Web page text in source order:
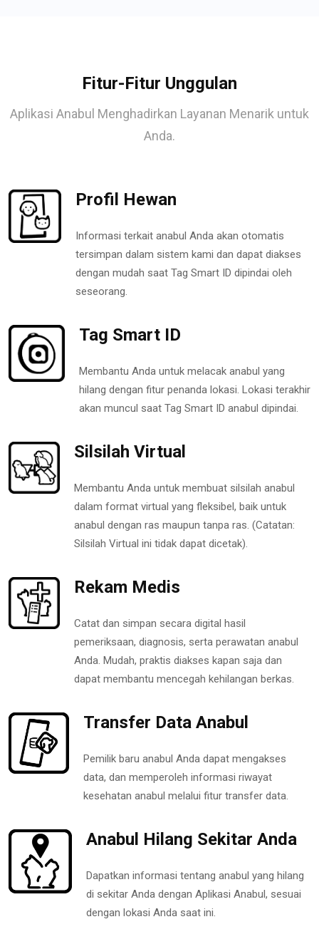
Fitur-Fitur Unggulan
Aplikasi Anabul Menghadirkan Layanan Menarik untuk
Anda.
Profil Hewan
Informasi terkait anabul Anda akan otomatis
tersimpan dalam sistem kami dan dapat diakses
dengan mudah saat Tag Smart ID dipindai oleh
seseorang.
Tag Smart ID
Membantu Anda untuk melacak anabul yang
hilang dengan fitur penanda lokasi. Lokasi terakhir
akan muncul saat Tag Smart ID anabul dipindai.
Silsilah Virtual
Membantu Anda untuk membuat silsilah anabul
dalam format virtual yang fleksibel, baik untuk
anabul dengan ras maupun tanpa ras. (Catatan:
Silsilah Virtual ini tidak dapat dicetak).
Rekam Medis
Catat dan simpan secara digital hasil
pemeriksaan, diagnosis, serta perawatan anabul
Anda. Mudah, praktis diakses kapan saja dan
dapat membantu mencegah kehilangan berkas.
Transfer Data Anabul
Pemilik baru anabul Anda dapat mengakses
data, dan memperoleh informasi riwayat
kesehatan anabul melalui fitur transfer data.
Anabul Hilang Sekitar Anda
Dapatkan informasi tentang anabul yang hilang
di sekitar Anda dengan Aplikasi Anabul, sesuai
dengan lokasi Anda saat ini.